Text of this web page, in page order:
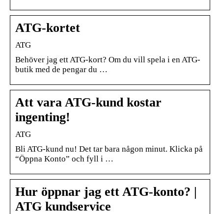
ATG-kortet
ATG
Behöver jag ett ATG-kort? Om du vill spela i en ATG-
butik med de pengar du …
Att vara ATG-kund kostar
ingenting!
ATG
Bli ATG-kund nu! Det tar bara någon minut. Klicka på
“Öppna Konto” och fyll i …
Hur öppnar jag ett ATG-konto? |
ATG kundservice